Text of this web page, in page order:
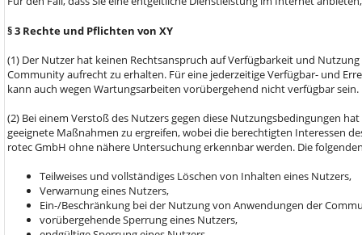
§ 3 Rechte und Pflichten von XY
(1) Der Nutzer hat keinen Rechtsanspruch auf Verfügbarkeit und
Community aufrecht zu erhalten. Für eine jederzeitige Verfügbar- und
kann auch wegen Wartungsarbeiten vorübergehend nicht verfügbar sein.
(2) Bei einem Verstoß des Nutzers gegen diese Nutzungsbedingungen
geeignete Maßnahmen zu ergreifen, wobei die berechtigten Interessen
rotec GmbH ohne nähere Untersuchung erkennbar werden. Die
Teilweises und vollständiges Löschen von Inhalten eines Nutzers,
Verwarnung eines Nutzers,
Ein-/Beschränkung bei der Nutzung von Anwendungen der
vorübergehende Sperrung eines Nutzers,